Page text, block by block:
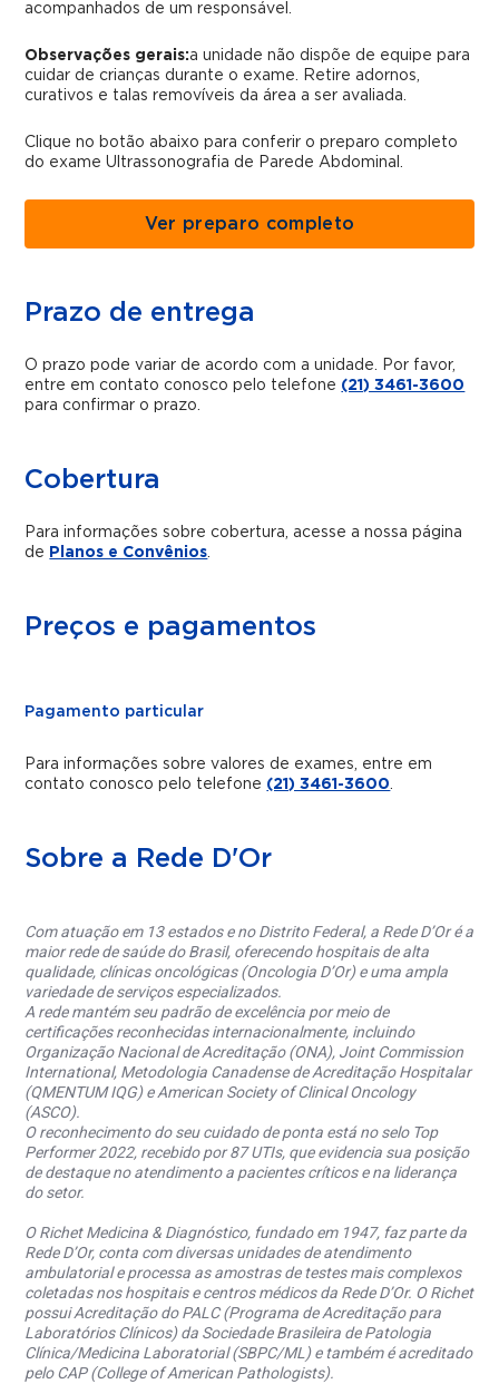
acompanhados de um responsável.
Observações gerais:a unidade não dispõe de equipe para
cuidar de crianças durante o exame. Retire adornos,
curativos e talas removíveis da área a ser avaliada.
Clique no botão abaixo para conferir o preparo completo
do exame Ultrassonografia de Parede Abdominal.
Ver preparo completo
Prazo de entrega
O prazo pode variar de acordo com a unidade. Por favor,
entre em contato conosco pelo telefone (21) 3461-3600
para confirmar o prazo.
Cobertura
Para informações sobre cobertura, acesse a nossa página
de Planos e Convênios.
Preços e pagamentos
Pagamento particular
Para informações sobre valores de exames, entre em
contato conosco pelo telefone (21) 3461-3600.
Sobre a Rede D'Or
Com atuação em 13 estados e no Distrito Federal, a Rede D’Or é a
maior rede de saúde do Brasil, oferecendo hospitais de alta
qualidade, clínicas oncológicas (Oncologia D’Or) e uma ampla
variedade de serviços especializados.
A rede mantém seu padrão de excelência por meio de
certificações reconhecidas internacionalmente, incluindo
Organização Nacional de Acreditação (ONA), Joint Commission
International, Metodologia Canadense de Acreditação Hospitalar
(QMENTUM IQG) e American Society of Clinical Oncology
(ASCO).
O reconhecimento do seu cuidado de ponta está no selo Top
Performer 2022, recebido por 87 UTIs, que evidencia sua posição
de destaque no atendimento a pacientes críticos e na liderança
do setor.
O Richet Medicina & Diagnóstico, fundado em 1947, faz parte da
Rede D’Or, conta com diversas unidades de atendimento
ambulatorial e processa as amostras de testes mais complexos
coletadas nos hospitais e centros médicos da Rede D’Or. O Richet
possui Acreditação do PALC (Programa de Acreditação para
Laboratórios Clínicos) da Sociedade Brasileira de Patologia
Clínica/Medicina Laboratorial (SBPC/ML) e também é acreditado
pelo CAP (College of American Pathologists).